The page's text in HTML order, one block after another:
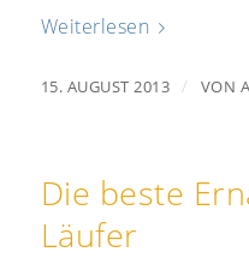
Weiterlesen
15. AUGUST 2013 / VON
Die beste
Läufer